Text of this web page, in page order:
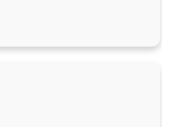
Ренессанс
работу!